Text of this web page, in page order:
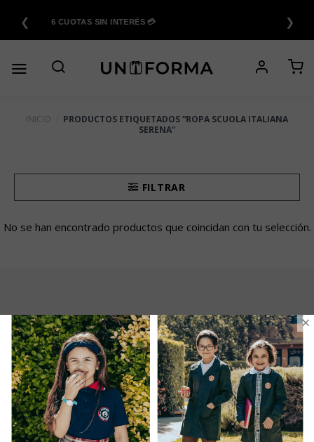
contenido
❮ 6 CUOTAS SIN INTERÉS 💳 ❯
INICIO
PRODUCTOS ETIQUETADOS “ROPA SCUOLA ITALIANA
SERENA”
FILTRAR
No se han encontrado productos que coincidan con tu selección.
Ventas Por Mayor
Uniforme Escolar Genéricos
Uniforme Escolar Colegios
Uniforme Empresas
Uniforme Clínico
×